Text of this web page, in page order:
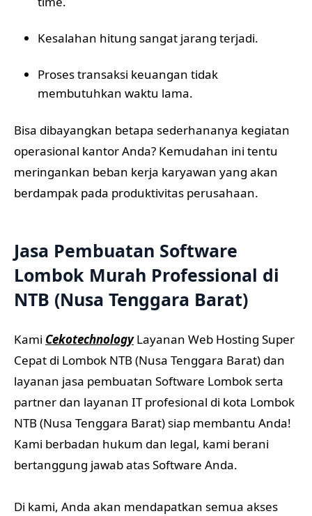
Kesalahan hitung sangat jarang terjadi.
Proses transaksi keuangan tidak
membutuhkan waktu lama.
Bisa dibayangkan betapa sederhananya kegiatan
operasional kantor Anda? Kemudahan ini tentu
meringankan beban kerja karyawan yang akan
berdampak pada produktivitas perusahaan.
Jasa Pembuatan Software
Lombok Murah Professional di
NTB (Nusa Tenggara Barat)
Kami CekotechnologyLayanan Web Hosting Super
Cepat di Lombok NTB (Nusa Tenggara Barat) dan
layanan jasa pembuatan Software Lombok serta
partner dan layanan IT profesional di kota Lombok
NTB (Nusa Tenggara Barat) siap membantu Anda!
Kami berbadan hukum dan legal, kami berani
bertanggung jawab atas Software Anda.
Di kami, Anda akan mendapatkan semua akses